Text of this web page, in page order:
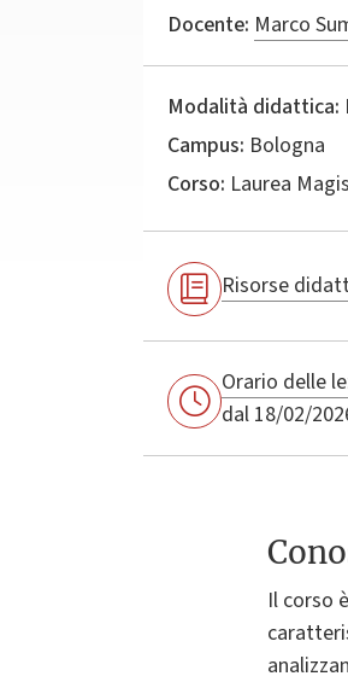
Docente: Marco
Modalità didattica:
Campus: Bologna
Corso: Laurea
Risorse
Orario delle
dal 18/02/
Il corso